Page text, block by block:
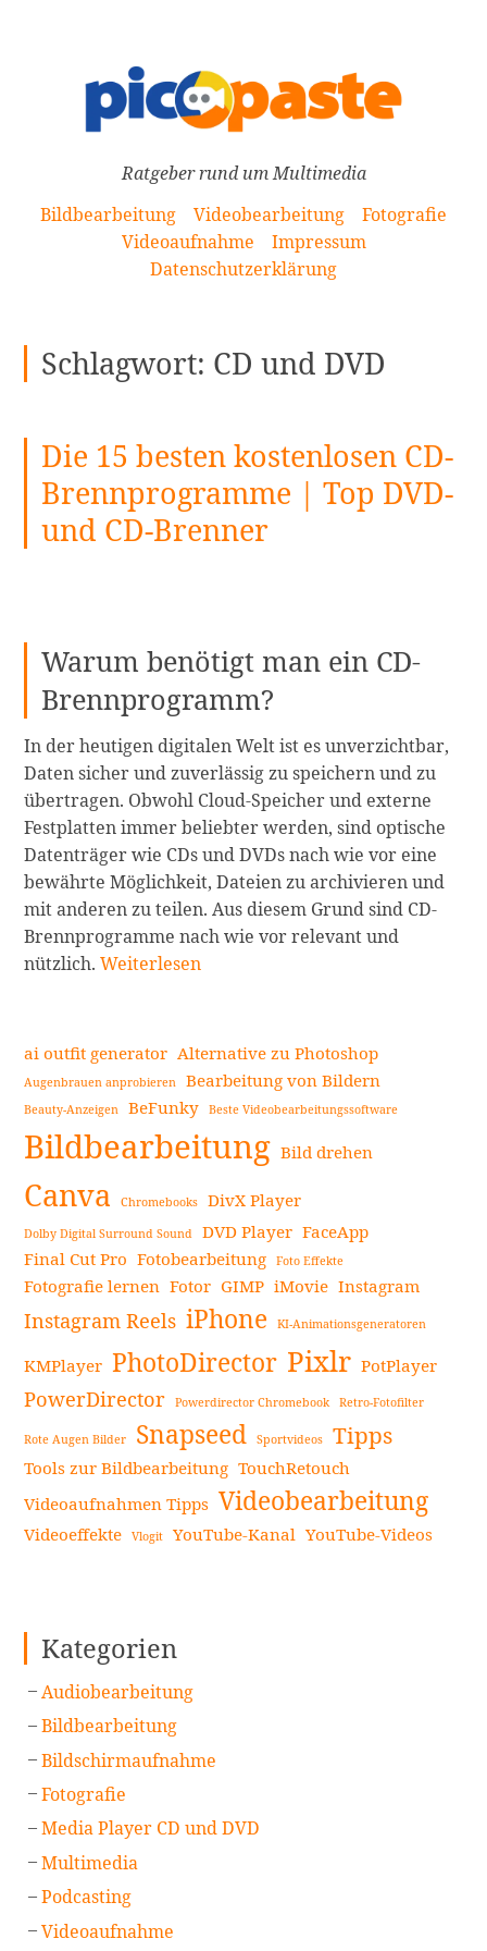
Ratgeber rund um Multimedia
Bildbearbeitung
Videobearbeitung
Fotografie
Videoaufnahme
Impressum
Datenschutzerklärung
Schlagwort: CD und DVD
Die 15 besten kostenlosen CD-
Brennprogramme | Top DVD-
und CD-Brenner
Warum benötigt man ein CD-
Brennprogramm?
In der heutigen digitalen Welt ist es unverzichtbar,
Daten sicher und zuverlässig zu speichern und zu
übertragen. Obwohl Cloud-Speicher und externe
Festplatten immer beliebter werden, sind optische
Datenträger wie CDs und DVDs nach wie vor eine
bewährte Möglichkeit, Dateien zu archivieren und
mit anderen zu teilen. Aus diesem Grund sind CD-
Brennprogramme nach wie vor relevant und
nützlich.Die
kostenlosen
Brennprogramme
Top
und
CD-
Brenner
weiterlesen
Weiterlesen
Seitenleiste
ai outfit generator Alternative zu Photoshop
Augenbrauen anprobieren Bearbeitung von Bildern
Beauty-Anzeigen BeFunky Beste Videobearbeitungssoftware
Bildbearbeitung Bild drehen
Canva Chromebooks DivX Player
Dolby Digital Surround Sound DVD Player FaceApp
Final Cut Pro Fotobearbeitung Foto Effekte
Fotografie lernen Fotor GIMP iMovie Instagram
Instagram Reels iPhone KI-Animationsgeneratoren
KMPlayer PhotoDirector Pixlr PotPlayer
PowerDirector Powerdirector Chromebook Retro-Fotofilter
Rote Augen Bilder Snapseed Sportvideos Tipps
Tools zur Bildbearbeitung TouchRetouch
Videoaufnahmen Tipps Videobearbeitung
Videoeffekte Vlogit YouTube-Kanal YouTube-Videos
Kategorien
Audiobearbeitung
Bildbearbeitung
Bildschirmaufnahme
Fotografie
Media Player CD und DVD
Multimedia
Podcasting
Videoaufnahme